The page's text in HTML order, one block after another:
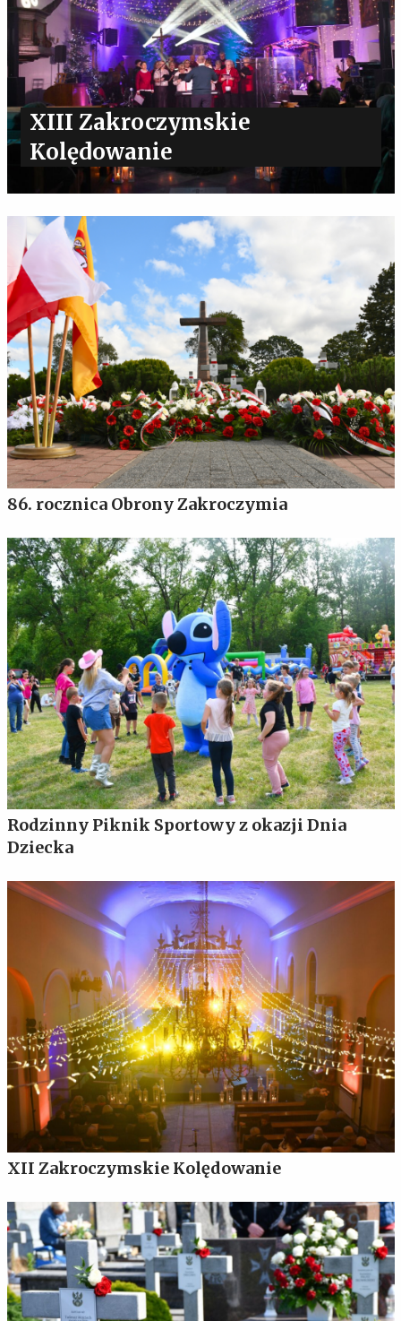
XIII Zakroczymskie
Kolędowanie
86. rocznica Obrony Zakroczymia
Rodzinny Piknik Sportowy z okazji Dnia
Dziecka
XII Zakroczymskie Kolędowanie